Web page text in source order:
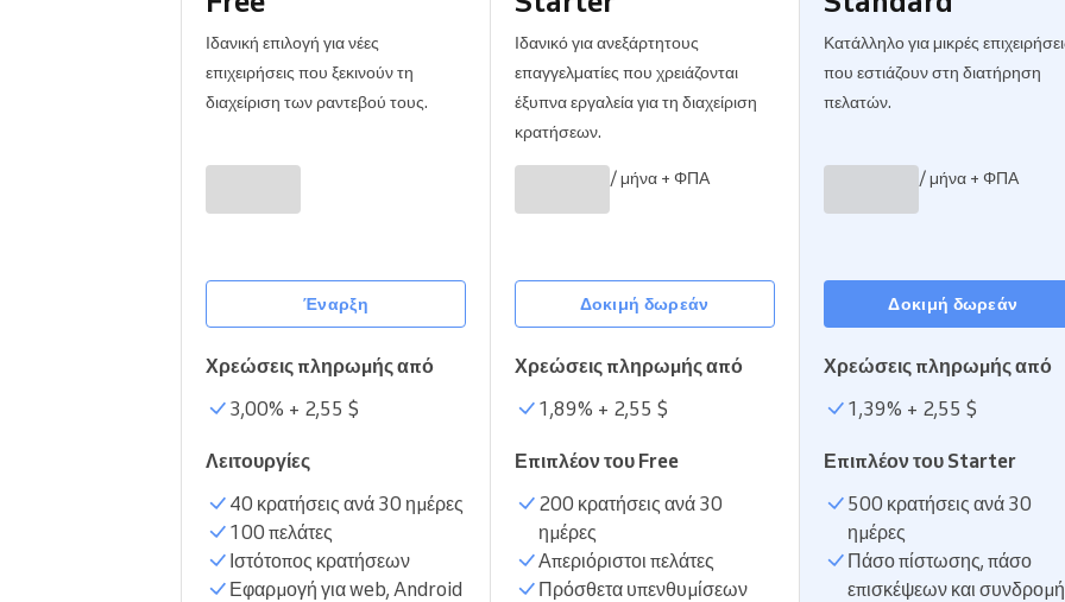
Omnichannel λύση κρατήσεων
Διαχειρίζεστε έναν μεγάλο
οργανισμό
Ιδανική επιλογή για νέες
επιχειρήσεις που ξεκινούν τη
διαχείριση των ραντεβού τους.
Ιδανικό για ανεξάρτητους
επαγγελματίες που χρειάζονται
έξυπνα εργαλεία για τη διαχείριση
κρατήσεων.
Κατάλληλο για μικρές
που εστιάζουν στη διατήρηση
πελατών.
/ μήνα + ΦΠΑ / μήνα + ΦΠΑ
Έναρξη Δοκιμή δωρεάν Δοκιμή δωρεάν
Χρεώσεις πληρωμής από
3,00% + 2,55 $
Λειτουργίες
40 κρατήσεις ανά 30 ημέρες
100 πελάτες
Ιστότοπος κρατήσεων
Εφαρμογή για web, Android
Χρεώσεις πληρωμής από
1,89% + 2,55 $
Επιπλέον του Free
200 κρατήσεις ανά 30
ημέρες
Απεριόριστοι πελάτες
Πρόσθετα υπενθυμίσεων
Χρεώσεις πληρωμής από
1,39% + 2,55 $
Επιπλέον του Starter
500 κρατήσεις ανά 30
ημέρες
Πάσο πίστωσης, πάσο
επισκέψεων και συνδρομή